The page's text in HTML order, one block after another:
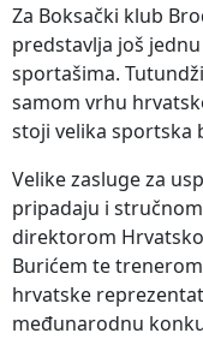
Za Boksački klub
predstavlja još
sportašima.
samom vrhu
stoji velika sportska
Velike zasluge za
pripadaju i
direktorom
Burićem te
hrvatske
međunarodnu